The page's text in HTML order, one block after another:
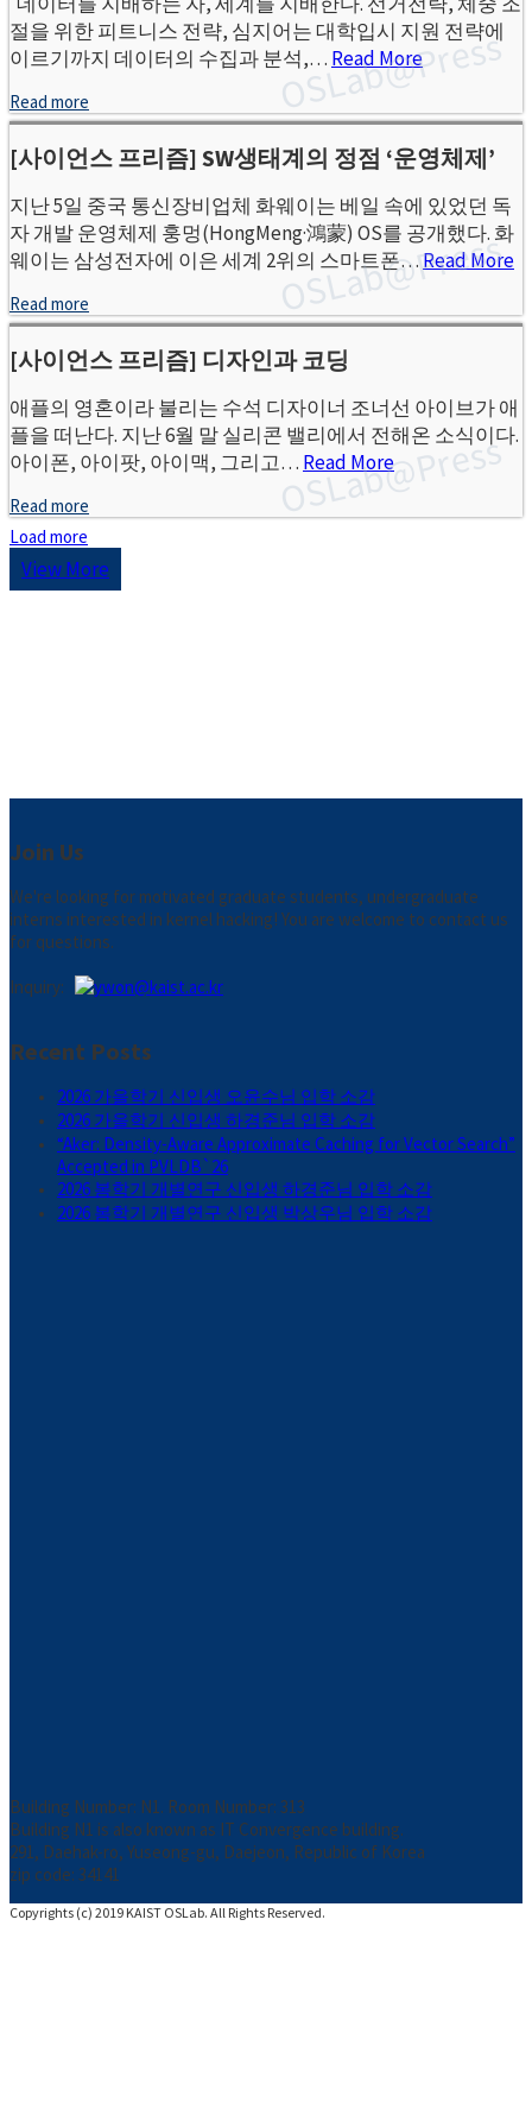
절을 위한 피트니스 전략, 심지어는 대학입시 지원 전략에
이르기까지 데이터의 수집과 분석,… Read More
Read more
[사이언스 프리즘] SW생태계의 정점 ‘운영체제’
지난 5일 중국 통신장비업체 화웨이는 베일 속에 있었던 독
자 개발 운영체제 훙멍(HongMeng·鴻蒙) OS를 공개했다. 화
웨이는 삼성전자에 이은 세계 2위의 스마트폰…Read More
Read more
[사이언스 프리즘] 디자인과 코딩
애플의 영혼이라 불리는 수석 디자이너 조너선 아이브가 애
플을 떠난다. 지난 6월 말 실리콘 밸리에서 전해온 소식이다.
아이폰, 아이팟, 아이맥, 그리고… Read More
Read more
Load more
View More
Join Us
We're looking for motivated graduate students, undergraduate
interns interested in kernel hacking! You are welcome to contact us
for questions.
Inquiry:
Recent Posts
2026 가을학기 신입생 오윤수님 입학 소감
2026 가을학기 신입생 하경준님 입학 소감
“Aker: Density-Aware Approximate Caching for Vector Search”
Accepted in PVLDB`26
2026 봄학기 개별연구 신입생 하경준님 입학 소감
2026 봄학기 개별연구 신입생 박상우님 입학 소감
Building Number: N1. Room Number: 313
Building N1 is also known as IT Convergence building.
291, Daehak-ro, Yuseong-gu, Daejeon, Republic of Korea
zip code: 34141
Copyrights (c) 2019 KAIST OSLab. All Rights Reserved.